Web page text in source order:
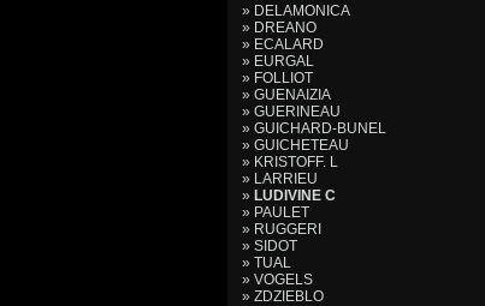
» DELAMONICA
» DREANO
» ECALARD
» EURGAL
» FOLLIOT
» GUENAIZIA
» GUERINEAU
» GUICHARD-BUNEL
» GUICHETEAU
» KRISTOFF. L
» LARRIEU
» LUDIVINE C
» PAULET
» RUGGERI
» SIDOT
» TUAL
» VOGELS
» ZDZIEBLO